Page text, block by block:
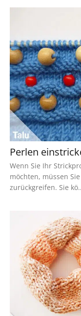
Perlen
Wenn Sie Ihr
möchten, müssen
zurückgreifen. Sie